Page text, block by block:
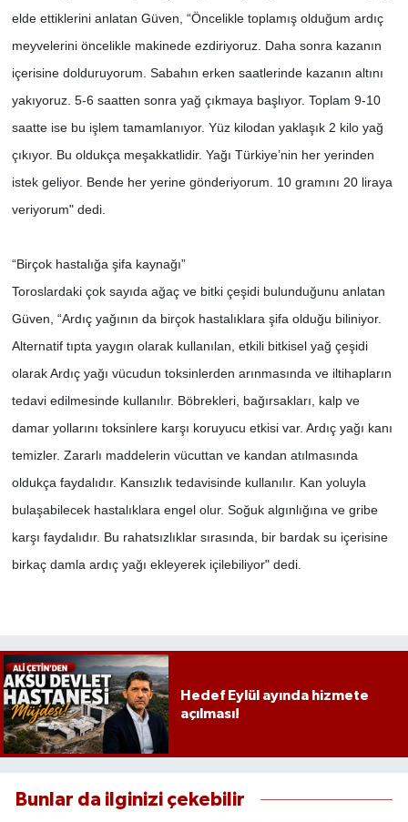
elde ettiklerini anlatan Güven, “Öncelikle toplamış olduğum ardıç
meyvelerini öncelikle makinede ezdiriyoruz. Daha sonra kazanın
içerisine dolduruyorum. Sabahın erken saatlerinde kazanın altını
yakıyoruz. 5-6 saatten sonra yağ çıkmaya başlıyor. Toplam 9-10
saatte ise bu işlem tamamlanıyor. Yüz kilodan yaklaşık 2 kilo yağ
çıkıyor. Bu oldukça meşakkatlidir. Yağı Türkiye’nin her yerinden
istek geliyor. Bende her yerine gönderiyorum. 10 gramını 20 liraya
veriyorum" dedi.
“Birçok hastalığa şifa kaynağı”
Toroslardaki çok sayıda ağaç ve bitki çeşidi bulunduğunu anlatan
Güven, “Ardıç yağının da birçok hastalıklara şifa olduğu biliniyor.
Alternatif tıpta yaygın olarak kullanılan, etkili bitkisel yağ çeşidi
olarak Ardıç yağı vücudun toksinlerden arınmasında ve iltihapların
tedavi edilmesinde kullanılır. Böbrekleri, bağırsakları, kalp ve
damar yollarını toksinlere karşı koruyucu etkisi var. Ardıç yağı kanı
temizler. Zararlı maddelerin vücuttan ve kandan atılmasında
oldukça faydalıdır. Kansızlık tedavisinde kullanılır. Kan yoluyla
bulaşabilecek hastalıklara engel olur. Soğuk algınlığına ve gribe
karşı faydalıdır. Bu rahatsızlıklar sırasında, bir bardak su içerisine
birkaç damla ardıç yağı ekleyerek içilebiliyor" dedi.
Hedef Eylül ayında hizmete
açılması!
Bunlar da ilginizi çekebilir